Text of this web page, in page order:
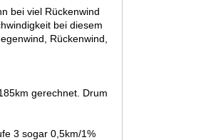
bei viel Rückenwind
bei diesem
Rückenwind,
gerechnet. Drum
3 sogar 0,5km/1%